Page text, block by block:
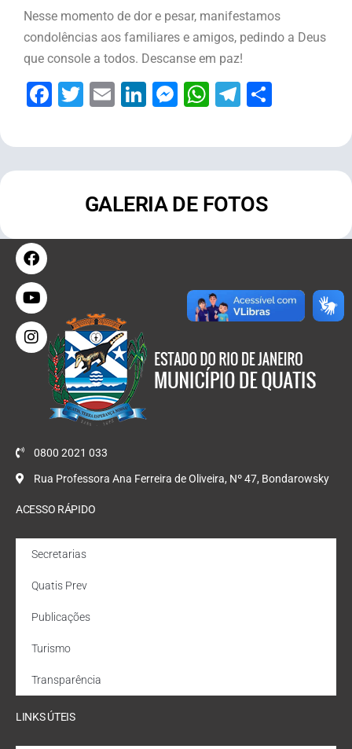
Nesse momento de dor e pesar, manifestamos
condolências aos familiares e amigos, pedindo a Deus
que console a todos. Descanse em paz!
Facebook
Twitter
EmailLinkedIn
Messenger
WhatsApp
Telegram
GALERIA DE FOTOS
0800 2021 033
Rua Professora Ana Ferreira de Oliveira, Nº 47, Bondarowsky
ACESSO RÁPIDO
Secretarias
Quatis Prev
Publicações
Turismo
Transparência
LINKS ÚTEIS